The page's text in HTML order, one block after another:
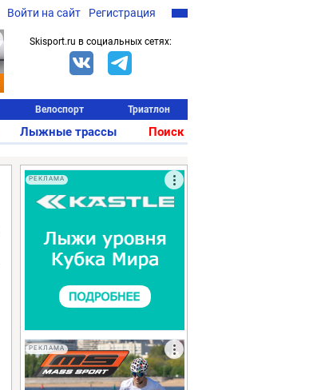
Войти на сайт Регистрация
Skisport.ru в социальных сетях:
Велоспорт Триатлон
Лыжные трассы Поиск
РЕКЛАМА
РЕКЛАМА